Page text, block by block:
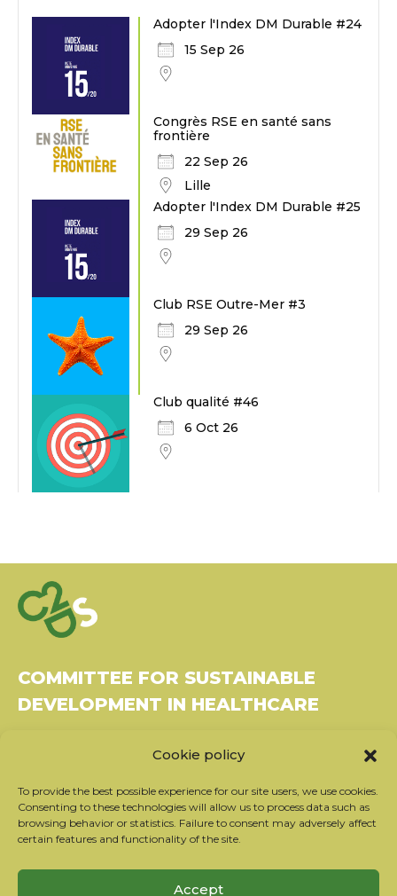
Cookie policy
To provide the best possible experience for our site users, we use cookies.
Consenting to these technologies will allow us to process data such as
browsing behavior or statistics. Failure to consent may adversely affect
certain features and functionality of the site.
Accept
Adopter l'Index DM Durable #24
15 Sep 26
Congrès RSE en santé sans
frontière
22 Sep 26
Lille
Adopter l'Index DM Durable #25
29 Sep 26
Club RSE Outre-Mer #3
29 Sep 26
Club qualité #46
6 Oct 26
COMMITTEE FOR SUSTAINABLE
DEVELOPMENT IN HEALTHCARE
37270 Montlouis-sur-Loire
Tel: 06 26 49 36 81 - contact@c2ds.eu
Twitter
LinkedIn
Youtube
Subscribe to our newsletter